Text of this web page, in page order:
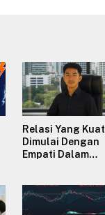
Relasi Yang Kuat
Dimulai Dengan
Empati Dalam